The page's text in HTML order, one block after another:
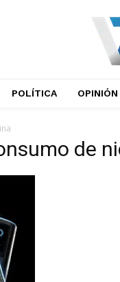
POLÍTICA OPINIÓN
de